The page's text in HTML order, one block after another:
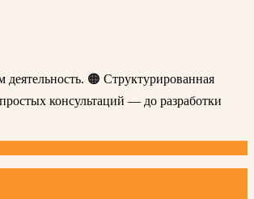
🟠 Структурированная
консультаций — до разработки